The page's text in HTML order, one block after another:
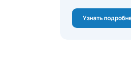
Узнать